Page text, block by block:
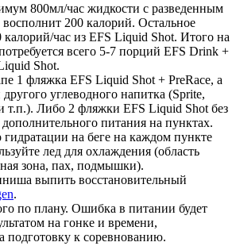
800мл/час жидкости с разведенным
восполнит 200 калорий. Остальное
калорий/час из EFS Liquid Shot. Итого на
всего 5-7 порций EFS Drink +
Shot.
1 фляжка EFS Liquid Shot + PreRace, а
углеводного напитка (Sprite,
т.п.). Либо 2 фляжки EFS Liquid Shot без
питания на пунктах.
гидратации на беге на каждом пункте
лед для охлаждения (область
зона, пах, подмышки).
выпить восстановительный
.
по плану. Ошибка в питании будет
на гонке и времени,
подготовку к соревнованию.